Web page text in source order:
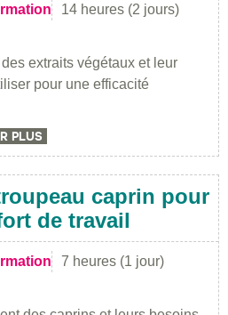
14 heures (2 jours)
extraits végétaux et leur
pour une efficacité
PLUS
caprin pour
de travail
7 heures (1 jour)